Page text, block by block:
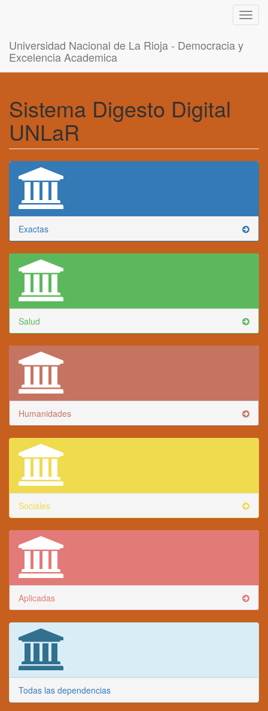
Universidad Nacional de La Rioja - Democracia y
Excelencia Academica
Sistema Digesto Digital
UNLaR
Exactas
Salud
Humanidades
Sociales
Aplicadas
Todas las dependencias